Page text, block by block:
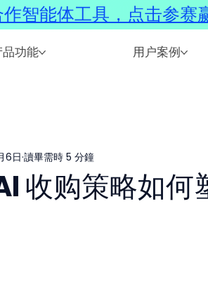
品功能 用户案例
收购策略如何
6日 讀畢需時 5 分鐘
智能体工具，点击参